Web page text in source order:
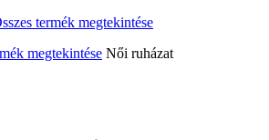
megtekintése Női ruházat